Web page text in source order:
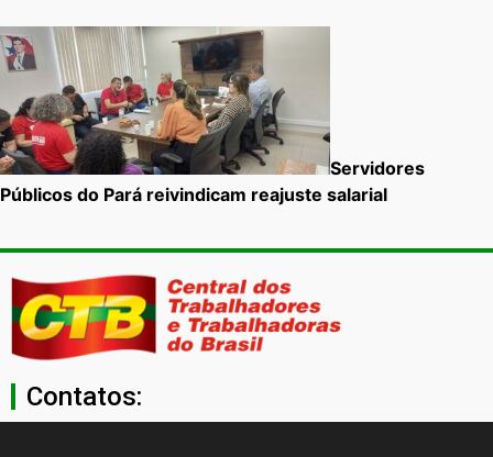
Servidores
Públicos do Pará reivindicam reajuste salarial
Contatos: